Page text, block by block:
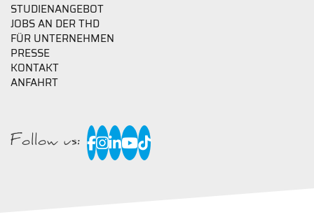
STUDIENANGEBOT
JOBS AN DER THD
FÜR UNTERNEHMEN
PRESSE
KONTAKT
ANFAHRT
Follow us: